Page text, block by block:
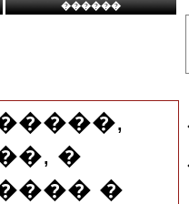
�
�